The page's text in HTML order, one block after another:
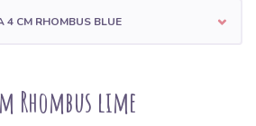
4 CM RHOMBUS BLUE
Rhombus lime